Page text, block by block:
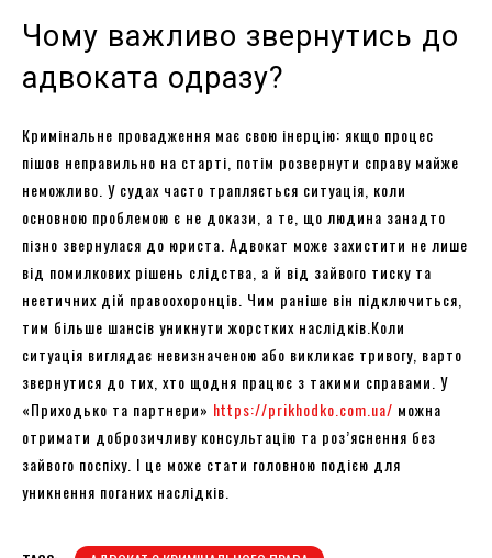
Чому важливо звернутись до
адвоката одразу?
Кримінальне провадження має свою інерцію: якщо процес
пішов неправильно на старті, потім розвернути справу майже
неможливо. У судах часто трапляється ситуація, коли
основною проблемою є не докази, а те, що людина занадто
пізно звернулася до юриста. Адвокат може захистити не лише
від помилкових рішень слідства, а й від зайвого тиску та
неетичних дій правоохоронців. Чим раніше він підключиться,
тим більше шансів уникнути жорстких наслідків.Коли
ситуація виглядає невизначеною або викликає тривогу, варто
звернутися до тих, хто щодня працює з такими справами. У
«Приходько та партнери» https://prikhodko.com.ua/ можна
отримати доброзичливу консультацію та роз’яснення без
зайвого поспіху. І це може стати головною подією для
уникнення поганих наслідків.